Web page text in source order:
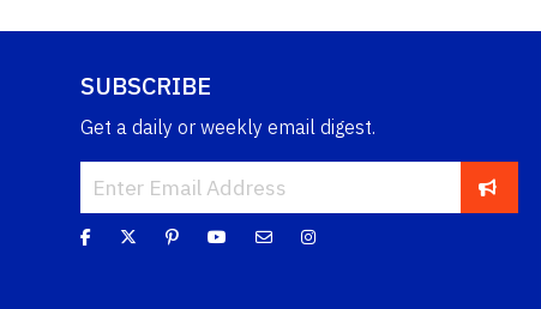
SUBSCRIBE
Get a daily or weekly email digest.